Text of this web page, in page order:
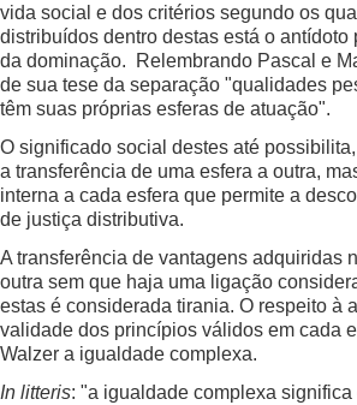
vida social e dos critérios segundo os
distribuídos dentro destas está o antídoto
da dominação. Relembrando Pascal e
de sua tese da separação "qualidades
têm suas próprias esferas de atuação".
O significado social destes até
a transferência de uma esfera a outra,
interna a cada esfera que permite a
de justiça distributiva.
A transferência de vantagens adquiridas
outra sem que haja uma ligação
estas é considerada tirania. O respeito à
validade dos princípios válidos em cada
Walzer a igualdade complexa.
In litteris: "a igualdade complexa